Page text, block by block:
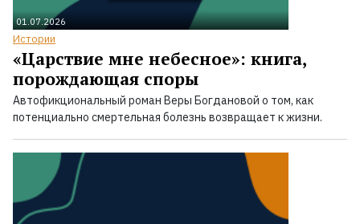
01.07.2026
Истории
«Царствие мне небесное»: книга,
порождающая споры
Автофикциональный роман Веры Богдановой о том, как
потенциально смертельная болезнь возвращает к жизни.